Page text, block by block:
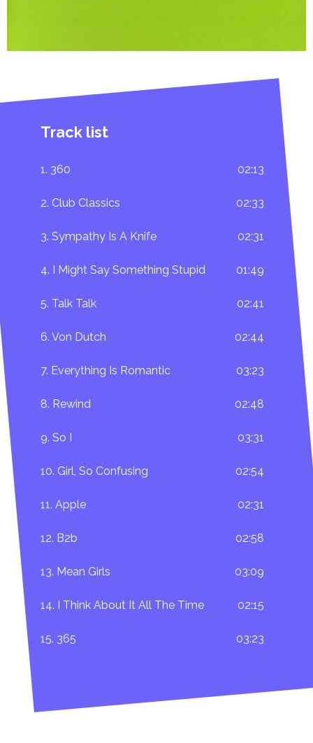
Track list
1. 360 02:13
2. Club Classics 02:33
3. Sympathy Is A Knife 02:31
4. I Might Say Something Stupid 01:49
5. Talk Talk 02:41
6. Von Dutch 02:44
7. Everything Is Romantic 03:23
8. Rewind 02:48
9. So I 03:31
10. Girl, So Confusing 02:54
11. Apple 02:31
12. B2b 02:58
13. Mean Girls 03:09
14. I Think About It All The Time 02:15
15. 365 03:23